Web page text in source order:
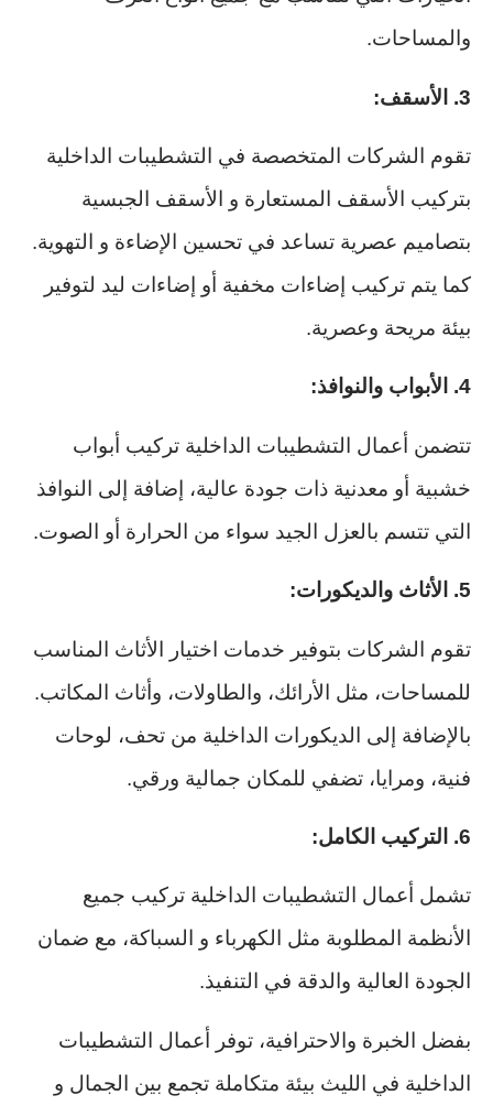
والمساحات.
3. الأسقف:
تقوم الشركات المتخصصة في التشطيبات الداخلية
بتركيب الأسقف المستعارة و الأسقف الجبسية
بتصاميم عصرية تساعد في تحسين الإضاءة و التهوية.
كما يتم تركيب إضاءات مخفية أو إضاءات ليد لتوفير
بيئة مريحة وعصرية.
4. الأبواب والنوافذ:
تتضمن أعمال التشطيبات الداخلية تركيب أبواب
خشبية أو معدنية ذات جودة عالية، إضافة إلى النوافذ
التي تتسم بالعزل الجيد سواء من الحرارة أو الصوت.
5. الأثاث والديكورات:
تقوم الشركات بتوفير خدمات اختيار الأثاث المناسب
للمساحات، مثل الأرائك، والطاولات، وأثاث المكاتب.
بالإضافة إلى الديكورات الداخلية من تحف، لوحات
فنية، ومرايا، تضفي للمكان جمالية ورقي.
6. التركيب الكامل:
تشمل أعمال التشطيبات الداخلية تركيب جميع
الأنظمة المطلوبة مثل الكهرباء و السباكة، مع ضمان
الجودة العالية والدقة في التنفيذ.
بفضل الخبرة والاحترافية، توفر أعمال التشطيبات
الداخلية في الليث بيئة متكاملة تجمع بين الجمال و